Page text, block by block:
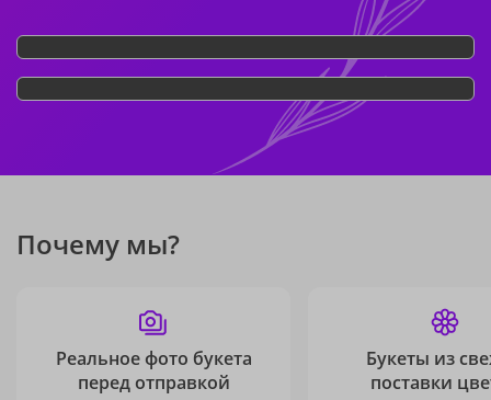
Почему мы?
Реальное фото букета
перед отправкой
Букеты из
поставки